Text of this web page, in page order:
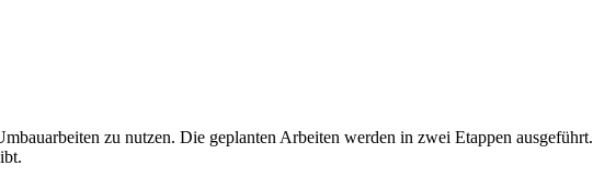
zu nutzen. Die geplanten Arbeiten werden in zwei Etappen ausgeführt.